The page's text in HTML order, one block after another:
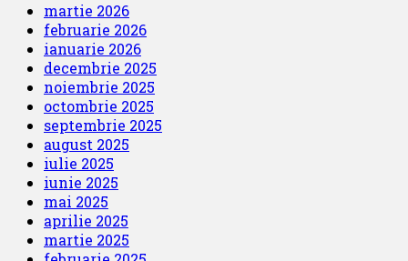
martie 2026
februarie 2026
ianuarie 2026
decembrie 2025
noiembrie 2025
octombrie 2025
septembrie 2025
august 2025
iulie 2025
iunie 2025
mai 2025
aprilie 2025
martie 2025